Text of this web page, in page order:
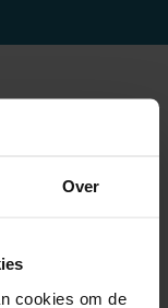
Over
cookies om de